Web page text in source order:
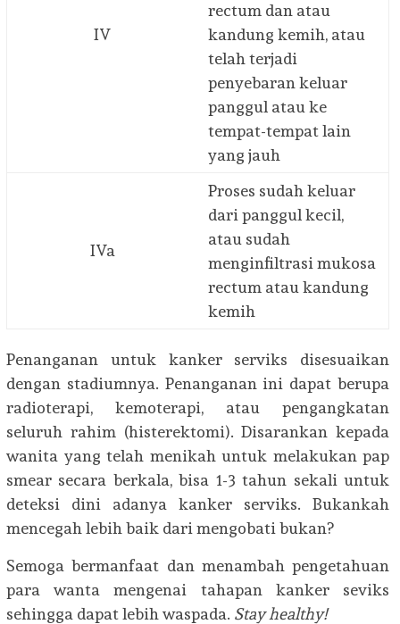
IV
rectum dan atau
kandung kemih, atau
telah terjadi
penyebaran keluar
panggul atau ke
tempat-tempat lain
yang jauh
IVa
Proses sudah keluar
dari panggul kecil,
atau sudah
menginfiltrasi mukosa
rectum atau kandung
kemih
Penanganan untuk kanker serviks disesuaikan
dengan stadiumnya. Penanganan ini dapat berupa
radioterapi, kemoterapi, atau pengangkatan
seluruh rahim (histerektomi). Disarankan kepada
wanita yang telah menikah untuk melakukan pap
smear secara berkala, bisa 1-3 tahun sekali untuk
deteksi dini adanya kanker serviks. Bukankah
mencegah lebih baik dari mengobati bukan?
Semoga bermanfaat dan menambah pengetahuan
para wanta mengenai tahapan kanker seviks
sehingga dapat lebih waspada. Stay healthy!